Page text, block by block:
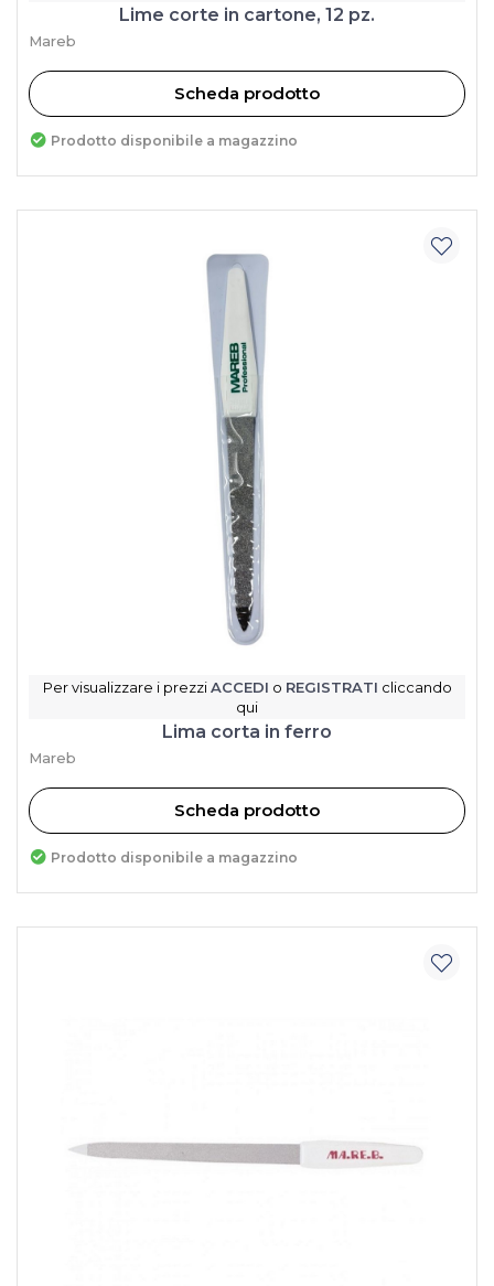
Lime corte in cartone, 12 pz.
Mareb
Scheda prodotto
Prodotto disponibile a magazzino
Per visualizzare i prezziACCEDI o REGISTRATI cliccando
qui
Lima corta in ferro
Mareb
Scheda prodotto
Prodotto disponibile a magazzino